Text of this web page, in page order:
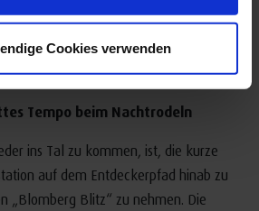
Cookies verwenden
Tempo beim Nachtrodeln
ins Tal zu kommen, ist, die kurze
auf dem Entdeckerpfad hinab zu
„Blomberg Blitz“ zu nehmen. Die